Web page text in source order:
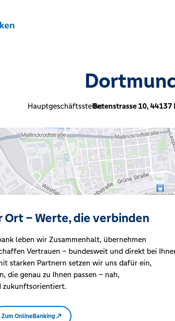
Hauptgeschäftsstelle:Betenstrasse 10,44137
Ort – Werte, die verbinden
leben wir Zusammenhalt, übernehmen
Vertrauen – bundesweit und direkt bei
starken Partnern setzen wir uns dafür ein,
die genau zu Ihnen passen – nah,
zukunftsorientiert.
Zum OnlineBanking